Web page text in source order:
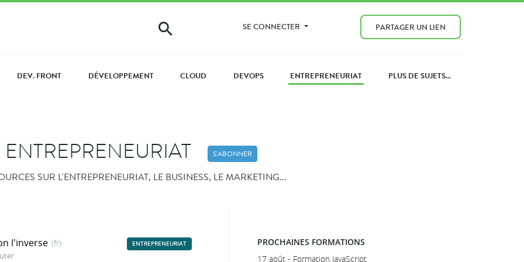
SE CONNECTER PARTAGER UN LIEN
DEV. FRONT DÉVELOPPEMENT CLOUD DEVOPS ENTREPRENEURIAT PLUS DE SUJETS...
ENTREPRENEURIAT S'ABONNER
SUR L'ENTREPRENEURIAT, LE BUSINESS, LE MARKETING...
l'inverse (fr) ENTREPRENEURIAT
PROCHAINES FORMATIONS
17 août - Formation JavaScript